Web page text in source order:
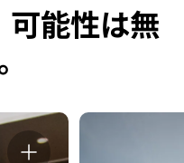
能性は無